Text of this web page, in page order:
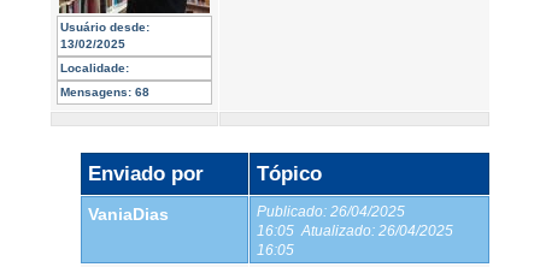
Usuário desde:
13/02/2025
Localidade:
Mensagens: 68
Enviado por Tópico
VaniaDias Publicado: 26/04/2025
16:05 Atualizado: 26/04/2025
16:05